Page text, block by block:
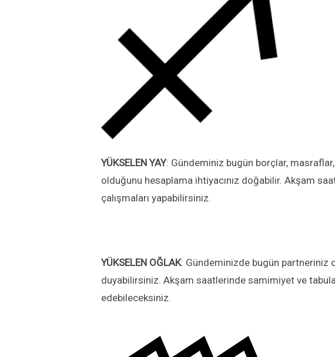
YÜKSELEN YAY: Gündeminiz bugün borçlar,
olduğunu hesaplama ihtiyacınız doğabilir. Akşam
çalışmaları yapabilirsiniz.
YÜKSELEN OĞLAK: Gündeminizde bugün partneriniz
duyabilirsiniz. Akşam saatlerinde samimiyet ve
edebileceksiniz.